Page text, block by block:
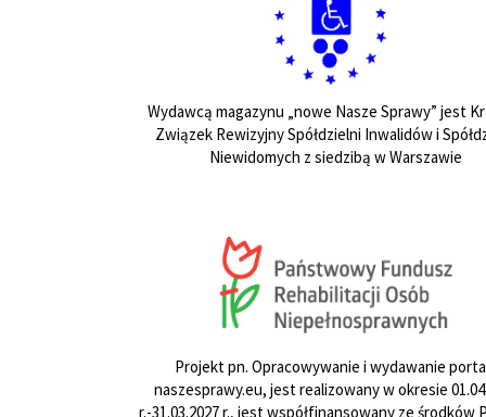
Wydawcą magazynu „nowe Nasze Sprawy” jest
Związek Rewizyjny Spółdzielni Inwalidów i
Niewidomych z siedzibą w Warszawie
Projekt pn. Opracowywanie i wydawanie
naszesprawy.eu, jest realizowany w okresie
r.-31.03.2027 r., jest współfinansowany ze środków